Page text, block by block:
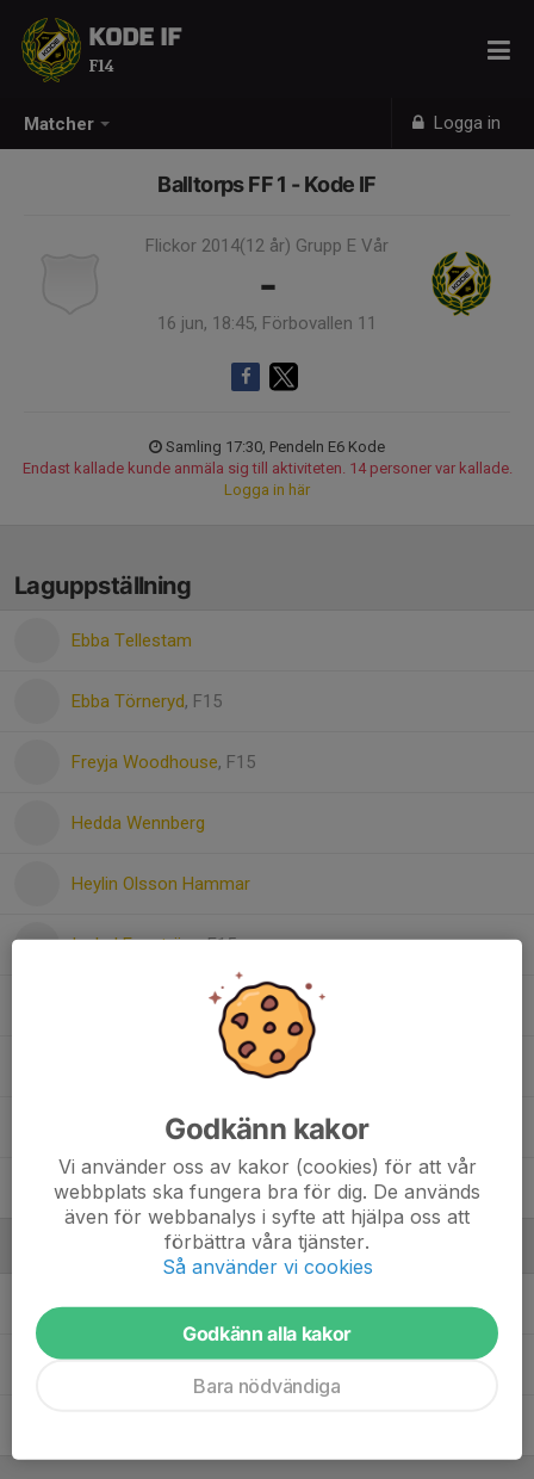
Matcher Logga in
KODE IF
F14
Balltorps FF 1 - Kode IF
Flickor 2014(12 år) Grupp E Vår
-
16 jun, 18:45, Förbovallen 11
Samling 17:30, Pendeln E6 Kode
Endast kallade kunde anmäla sig till aktiviteten. 14 personer var kallade.
Logga in här
Laguppställning
Ebba Tellestam
Ebba Törneryd, F15
Freyja Woodhouse, F15
Hedda Wennberg
Heylin Olsson Hammar
Isabel Engström, F15
, F15
, F15
Nellie Pegrén
Wilma Eriksson
Andreas PegrénTränare
Malin PegrénLagledare
Godkänn kakor
Vi använder oss av kakor (cookies) för att vår
webbplats ska fungera bra för dig. De används
även för webbanalys i syfte att hjälpa oss att
förbättra våra tjänster.
Så använder vi cookies
Godkänn alla kakor
Bara nödvändiga